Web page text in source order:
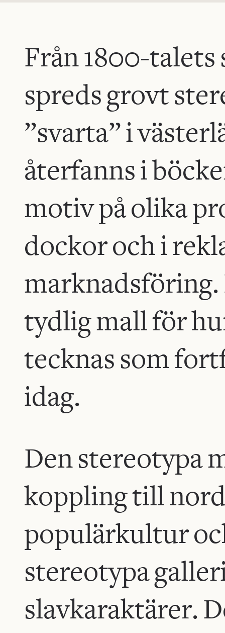
Från 1800-
spreds grovt
”svarta” i
återfanns i
motiv på olika
dockor och i
marknadsföring.
tydlig mall för
tecknas som
idag.
Den stereotypa
koppling till
populärkultur
stereotypa
slavkaraktärer.